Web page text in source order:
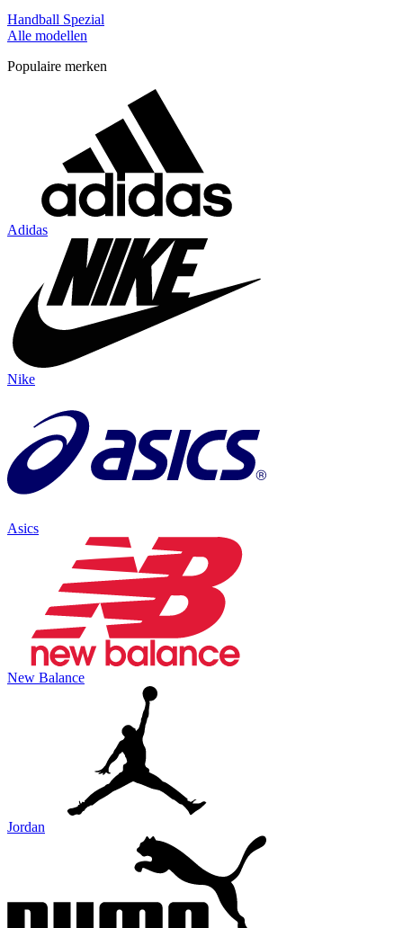
Handball Spezial
Alle modellen
Populaire merken
Adidas
Nike
Asics
New Balance
Jordan